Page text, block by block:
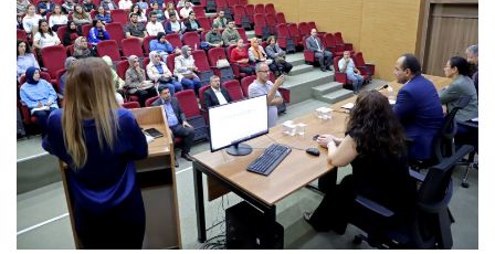
Spor
Gündem
Tekno Bilim
Ekonomi
Siyaset